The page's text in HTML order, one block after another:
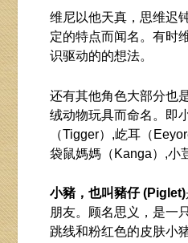
维尼以他天真，思维迟
定的特点而闻名。有时
识驱动的的想法。
还有其他角色大部分也
绒动物玩具而命名。即
（Tigger）,屹耳（
袋鼠媽媽（Kanga）,小
小豬，也叫豬仔 (Piglet)
朋友。顾名思义，是一
跳线和粉红色的皮肤小